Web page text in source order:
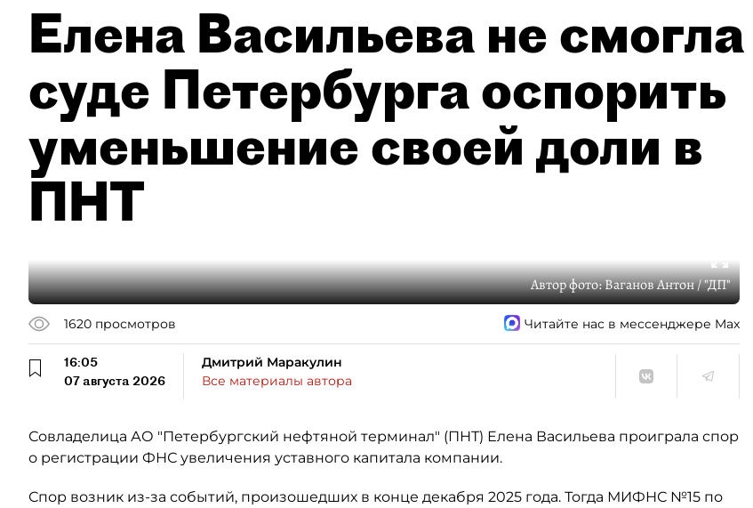
Елена Васильева не смогла
суде Петербурга оспорить
уменьшение своей доли в
ПНТ
Автор фото:Ваганов Антон / "ДП"
1620 просмотров Читайте нас в мессенджере Max
16:05
07 августа 2026
Дмитрий Маракулин
Все материалы автора
Совладелица АО "Петербургский нефтяной терминал" (ПНТ) Елена Васильева проиграла спор
о регистрации ФНС увеличения уставного капитала компании.
Спор возник из-за событий, произошедших в конце декабря 2025 года. Тогда МИФНС №15 по